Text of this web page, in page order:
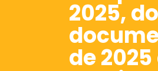
2025,
de